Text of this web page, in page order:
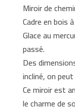
Miroir de
Cadre en bois
Glace au
passé.
Des
incliné, on
Ce miroir est
le charme de